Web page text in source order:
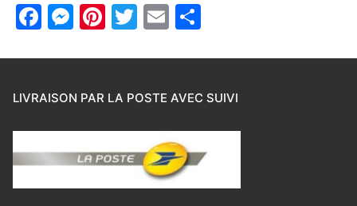
Facebook
Messenger
Pinterest
Twitter
Email
LIVRAISON PAR LA POSTE AVEC SUIVI